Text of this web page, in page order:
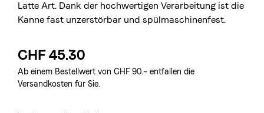
Latte Art. Dank der hochwertigen Verarbeitung ist die
Kanne fast unzerstörbar und spülmaschinenfest.
CHF 45.30
Ab einem Bestellwert von CHF 90.– entfallen die
Versandkosten für Sie.